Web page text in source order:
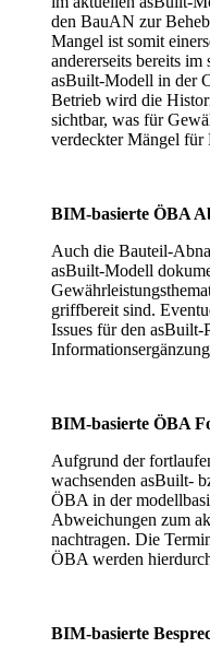
den BauAN zur
Mangel ist somit
andererseits bereits
asBuilt-Modell in der
Betrieb wird die
sichtbar, was für
verdeckter Mängel für
BIM-basierte ÖBA
Auch die Bauteil-
asBuilt-Modell
griffbereit sind.
Issues für den asBuilt-
BIM-basierte ÖBA
Aufgrund der
wachsenden asBuilt-
ÖBA in der
Abweichungen zum
nachtragen. Die
ÖBA werden
BIM-basierte